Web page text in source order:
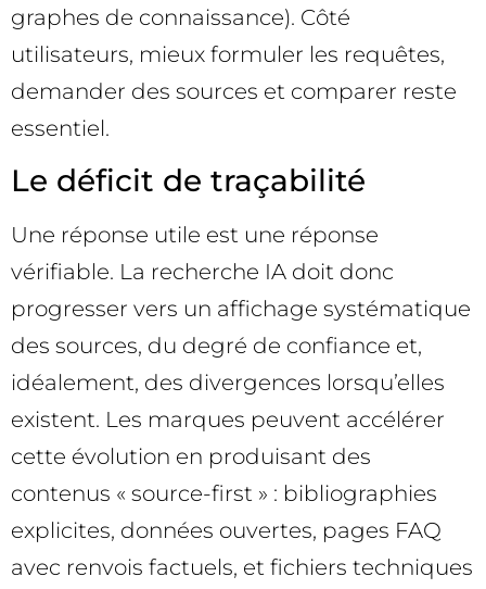
graphes de connaissance). Côté
utilisateurs, mieux formuler les requêtes,
demander des sources et comparer reste
essentiel.
Le déficit de traçabilité
Une réponse utile est une réponse
vérifiable. La recherche IA doit donc
progresser vers un affichage systématique
des sources, du degré de confiance et,
idéalement, des divergences lorsqu’elles
existent. Les marques peuvent accélérer
cette évolution en produisant des
contenus « source-first » : bibliographies
explicites, données ouvertes, pages FAQ
avec renvois factuels, et fichiers techniques